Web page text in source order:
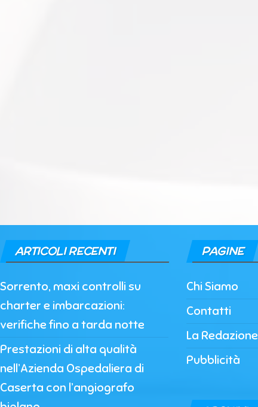
ARTICOLI RECENTI
Sorrento, maxi controlli su
charter e imbarcazioni:
verifiche fino a tarda notte
Prestazioni di alta qualità
nell’Azienda Ospedaliera di
Caserta con l’angiografo
PAGINE
Chi Siamo
Contatti
La Redazione
Pubblicità